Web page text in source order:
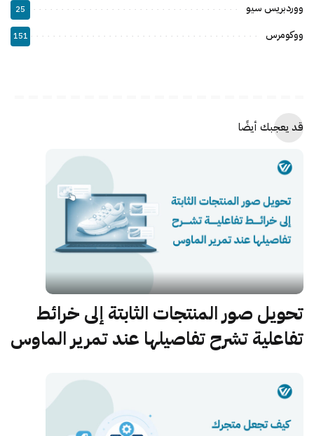
ووردبريس سيو 25
ووكومرس 151
قد يعجبك أيضًا
تحويل صور المنتجات الثابتة إلى خرائط
تفاعلية تشرح تفاصيلها عند تمرير الماوس